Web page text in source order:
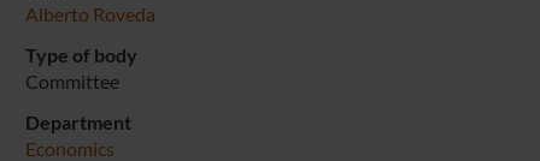
Alberto Roveda
Type of body
Committee
Department
Economics